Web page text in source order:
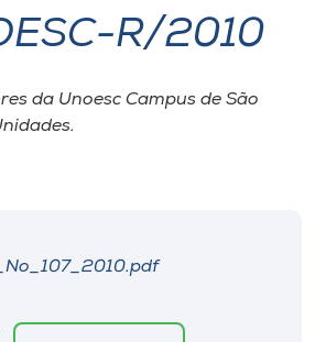
R/2010
da Unoesc Campus de São